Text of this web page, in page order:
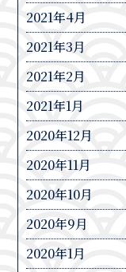
2021年4月
2021年3月
2021年2月
2021年1月
2020年12月
2020年11月
2020年10月
2020年9月
2020年1月